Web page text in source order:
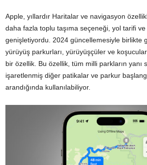
Apple, yıllardır Haritalar ve navigasyon
daha fazla toplu taşıma seçeneği, yol tarifi ve
genişletiyordu. 2024 güncellemesiyle birlikte
yürüyüş parkurları, yürüyüşçüler ve
bir özellik. Bu özellik, tüm milli parkların yanı
işaretlenmiş diğer patikalar ve parkur
arandığında kullanılabiliyor.